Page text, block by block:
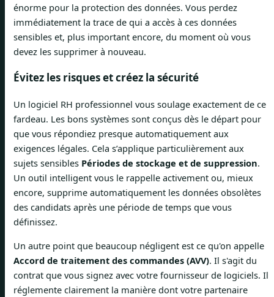
énorme pour la protection des données. Vous perdez
immédiatement la trace de qui a accès à ces données
sensibles et, plus important encore, du moment où vous
devez les supprimer à nouveau.
Évitez les risques et créez la sécurité
Un logiciel RH professionnel vous soulage exactement de ce
fardeau. Les bons systèmes sont conçus dès le départ pour
que vous répondiez presque automatiquement aux
exigences légales. Cela s’applique particulièrement aux
sujets sensibles Périodes de stockage et de suppression.
Un outil intelligent vous le rappelle activement ou, mieux
encore, supprime automatiquement les données obsolètes
des candidats après une période de temps que vous
définissez.
Un autre point que beaucoup négligent est ce qu'on appelle
Accord de traitement des commandes (AVV). Il s'agit du
contrat que vous signez avec votre fournisseur de logiciels. Il
réglemente clairement la manière dont votre partenaire